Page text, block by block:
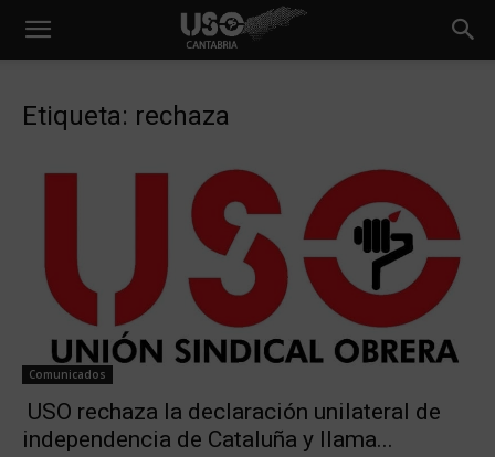
Etiqueta: rechaza
Comunicados
USO rechaza la declaración unilateral de
independencia de Cataluña y llama...